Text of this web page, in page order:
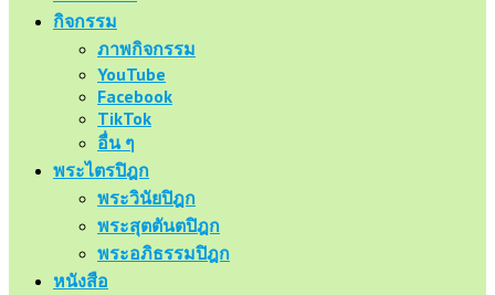
กิจกรรม
ภาพกิจกรรม
YouTube
Facebook
TikTok
อื่น ๆ
พระไตรปิฎก
พระวินัยปิฎก
พระสุตตันตปิฎก
พระอภิธรรมปิฎก
หนังสือ